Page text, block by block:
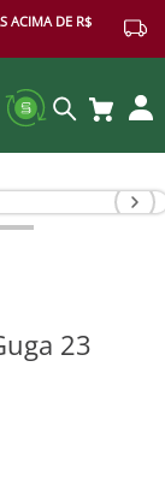
ACIMA DE R$
23